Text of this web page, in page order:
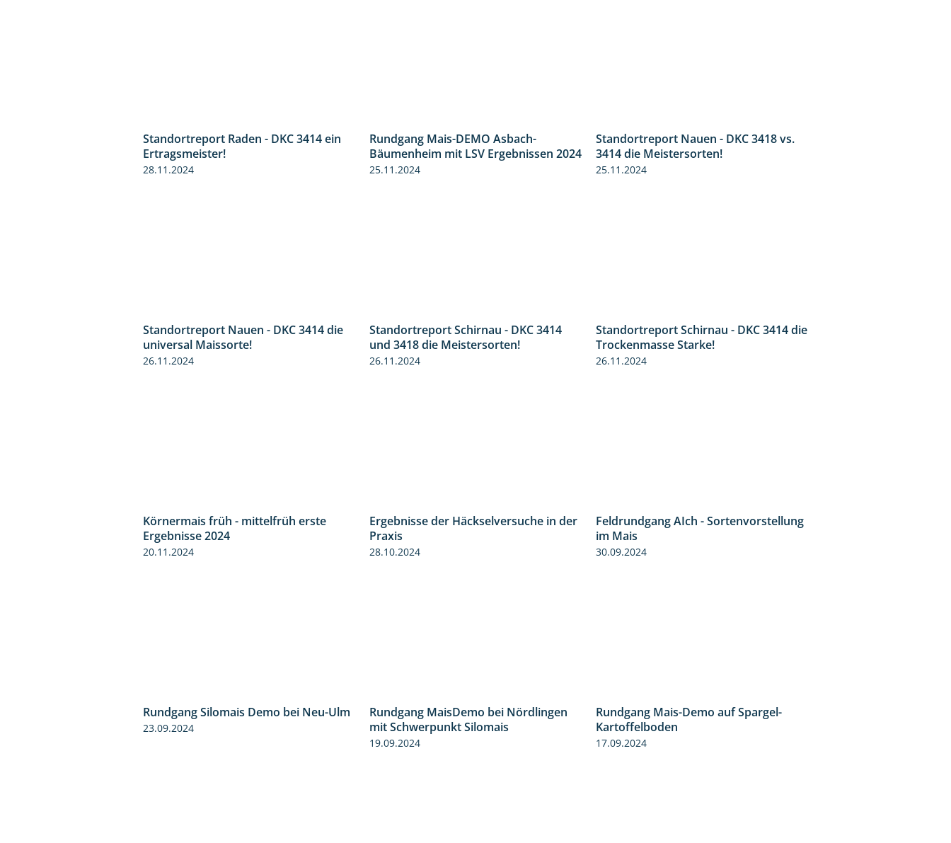
Standortreport Raden - DKC 3414 ein
Ertragsmeister!
28.11.2024
8:38
Rundgang Mais-DEMO Asbach-
Bäumenheim mit LSV Ergebnissen 2024
25.11.2024
Standortreport Nauen - DKC 3418 vs.
3414 die Meistersorten!
25.11.2024
Standortreport Nauen - DKC 3414 die
universal Maissorte!
26.11.2024
Standortreport Schirnau - DKC 3414
und 3418 die Meistersorten!
26.11.2024
Standortreport Schirnau - DKC 3414 die
Trockenmasse Starke!
26.11.2024
Körnermais früh - mittelfrüh erste
Ergebnisse 2024
20.11.2024
Ergebnisse der Häckselversuche in der
Praxis
Feldrundgang AIch - Sortenvorstellung
im Mais
30.09.2024
Rundgang Silomais Demo bei Neu-Ulm
23.09.2024 10:51
Rundgang MaisDemo bei Nördlingen
mit Schwerpunkt Silomais
19.09.2024
Rundgang Mais-Demo auf Spargel-
Kartoffelboden
17.09.2024